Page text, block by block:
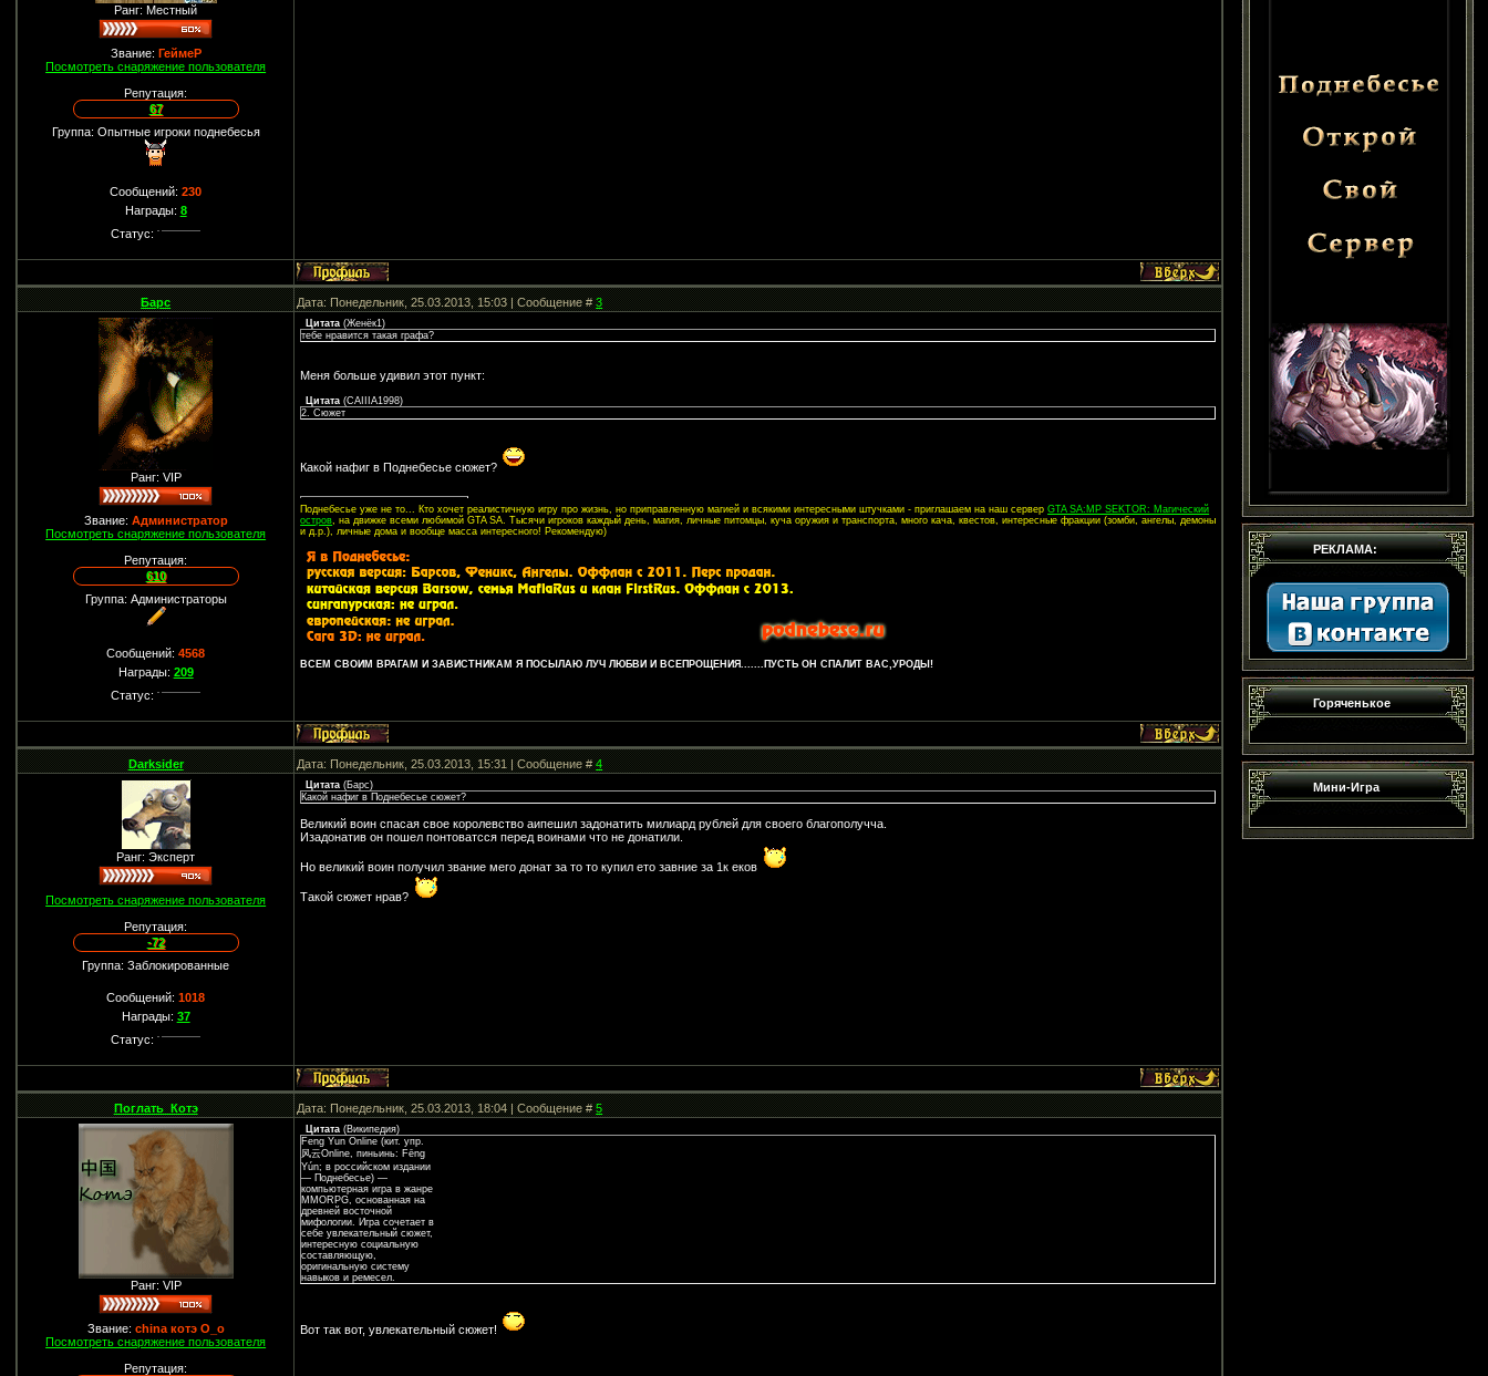
Ранг: Местный
Звание: ГеймеР
Посмотреть снаряжение пользователя
Репутация:
67
Группа: Опытные игроки поднебесья
Сообщений:230
Награды: 8
Статус:
Барс Дата: Понедельник, 25.03.2013, 15:03 | Сообщение #3
Ранг: VIP
Звание: Администратор
Посмотреть снаряжение пользователя
Репутация:
610
Группа: Администраторы
Сообщений:4568
Награды: 209
Статус:
Цитата (Женёк1)
тебе нравится такая графа?
Меня больше удивил этот пункт:
Цитата (CAIIIA1998)
2. Сюжет
Какой нафиг в Поднебесье сюжет?
Поднебесье уже не то... Кто хочет реалистичную игру про жизнь, но приправленную магией и всякими интересными штучками - приглашаем на наш серверGTA SA:MP SEKTOR: Магический
остров, на движке всеми любимой GTA SA. Тысячи игроков каждый день, магия, личные питомцы, куча оружия и транспорта, много кача, квестов, интересные фракции (зомби, ангелы, демоны
и д.р.), личные дома и вообще масса интересного! Рекомендую)
ВСЕМ СВОИМ ВРАГАМ И ЗАВИСТНИКАМ Я ПОСЫЛАЮ ЛУЧ ЛЮБВИ И ВСЕПРОЩЕНИЯ.......ПУСТЬ ОН СПАЛИТ ВАС,УРОДЫ!
Darksider Дата: Понедельник, 25.03.2013, 15:31 | Сообщение #4
Ранг: Эксперт
Посмотреть снаряжение пользователя
Репутация:
-72
Группа: Заблокированные
Сообщений:1018
Награды: 37
Статус:
Цитата (Барс)
Какой нафиг в Поднебесье сюжет?
Великий воин спасая свое королевство аипешил задонатить милиард рублей для своего благополучча.
Изадонатив он пошел понтоватсся перед воинами что не донатили.
Но великий воин получил звание мего донат за то то купил ето завние за 1к еков
Такой сюжет нрав?
Поглать_Котэ Дата: Понедельник, 25.03.2013, 18:04 | Сообщение #5
Ранг: VIP
Звание: china котэ О_о
Посмотреть снаряжение пользователя
Репутация:
Цитата (Википедия)
Feng Yun Online (кит. упр.
风云Online, пиньинь: Fēng
Yún; в российском издании
— Поднебесье) —
компьютерная игра в жанре
MMORPG, основанная на
древней восточной
мифологии. Игра сочетает в
себе увлекательный сюжет,
интересную социальную
составляющую,
оригинальную систему
навыков и ремесел.
Вот так вот, увлекательный сюжет!
РЕКЛАМА:
Горяченькое
Мини-Игра